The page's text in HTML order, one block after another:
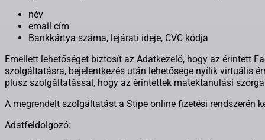
név
email cím
Bankkártya száma, lejárati ideje, CVC kódja
Emellett lehetőséget biztosít az Adatkezelő, hogy az érintett
szolgáltatásra, bejelentkezés után lehetősége nyílik virtuális
plusz szolgáltatással, hogy az érintettek matektanulási
A megrendelt szolgáltatást a Stipe online fizetési rendszerén
Adatfeldolgozó: